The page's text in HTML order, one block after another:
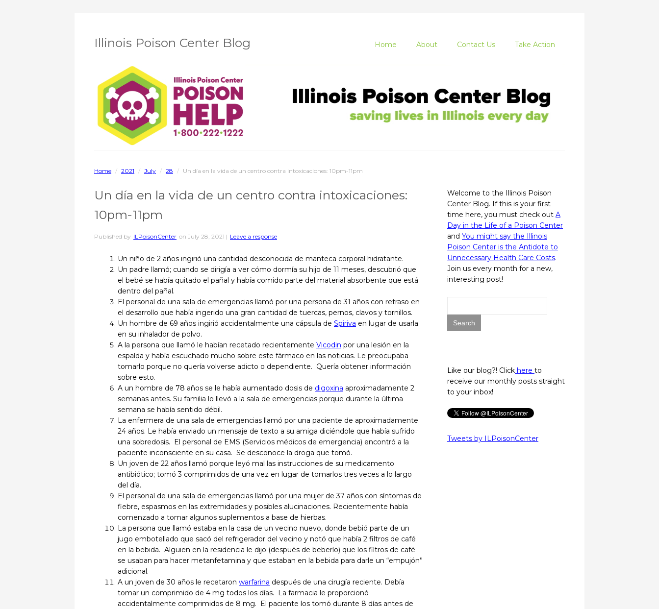
Illinois Poison Center Blog Home About Contact Us Take Action
Home / 2021 / July / 28 / Un día en la vida de un centro contra intoxicaciones: 10pm-11pm
Un día en la vida de un centro contra intoxicaciones:
10pm-11pm
Published by ILPoisonCenter on July 28, 2021 | Leave a response
Un niño de 2 años ingirió una cantidad desconocida de manteca corporal hidratante.
Un padre llamó; cuando se dirigía a ver cómo dormía su hijo de 11 meses, descubrió que
el bebé se había quitado el pañal y había comido parte del material absorbente que está
dentro del pañal.
El personal de una sala de emergencias llamó por una persona de 31 años con retraso en
el desarrollo que había ingerido una gran cantidad de tuercas, pernos, clavos y tornillos.
Un hombre de 69 años ingirió accidentalmente una cápsula de Spiriva en lugar de usarla
en su inhalador de polvo.
A la persona que llamó le habían recetado recientemente Vicodin por una lesión en la
espalda y había escuchado mucho sobre este fármaco en las noticias. Le preocupaba
tomarlo porque no quería volverse adicto o dependiente. Quería obtener información
sobre esto.
A un hombre de 78 años se le había aumentado dosis de digoxina aproximadamente 2
semanas antes. Su familia lo llevó a la sala de emergencias porque durante la última
semana se había sentido débil.
La enfermera de una sala de emergencias llamó por una paciente de aproximadamente
24 años. Le había enviado un mensaje de texto a su amiga diciéndole que había sufrido
una sobredosis. El personal de EMS (Servicios médicos de emergencia) encontró a la
paciente inconsciente en su casa. Se desconoce la droga que tomó.
Un joven de 22 años llamó porque leyó mal las instrucciones de su medicamento
antibiótico; tomó 3 comprimidos de una vez en lugar de tomarlos tres veces a lo largo
del día.
El personal de una sala de emergencias llamó por una mujer de 37 años con síntomas de
fiebre, espasmos en las extremidades y posibles alucinaciones. Recientemente había
comenzado a tomar algunos suplementos a base de hierbas.
La persona que llamó estaba en la casa de un vecino nuevo, donde bebió parte de un
jugo embotellado que sacó del refrigerador del vecino y notó que había 2 filtros de café
en la bebida. Alguien en la residencia le dijo (después de beberlo) que los filtros de café
se usaban para hacer metanfetamina y que estaban en la bebida para darle un “empujón”
adicional.
A un joven de 30 años le recetaron warfarina después de una cirugía reciente. Debía
tomar un comprimido de 4 mg todos los días. La farmacia le proporcionó
accidentalmente comprimidos de 8 mg. El paciente los tomó durante 8 días antes de
Welcome to the Illinois Poison
Center Blog. If this is your first
time here, you must check out A
Day in the Life of a Poison Center
and You might say the Illinois
Poison Center is the Antidote to
Unnecessary Health Care Costs.
Join us every month for a new,
interesting post!
Like our blog?! Click here to
receive our monthly posts straight
to your inbox!
Tweets by ILPoisonCenter